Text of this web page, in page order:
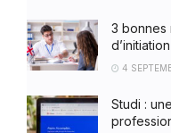
3 bonnes
4
Studi :